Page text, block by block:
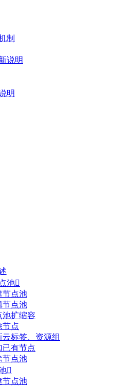
制
说明
明
池
节点池
节点池
池扩缩容
节点
云标签、资源组
已有节点
节点池

节点池